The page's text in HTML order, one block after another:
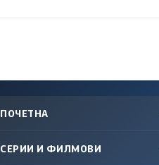
ПОЧЕТНА
СЕРИИ И ФИЛМОВИ